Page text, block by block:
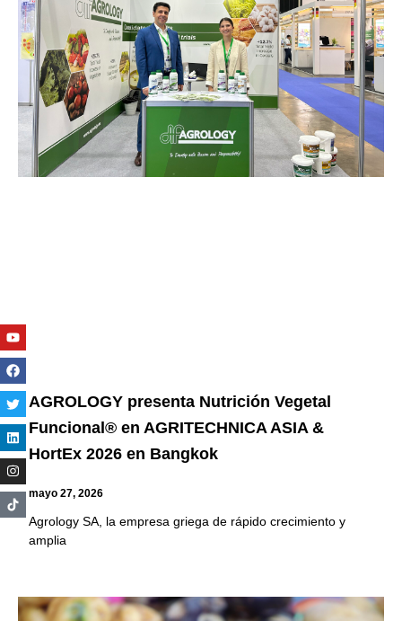
AGROLOGY presenta Nutrición Vegetal
Funcional® en AGRITECHNICA ASIA &
HortEx 2026 en Bangkok
mayo 27, 2026
Agrology SA, la empresa griega de rápido crecimiento y
amplia
Youtube
Facebook
Twitter
Linkedin
Instagram